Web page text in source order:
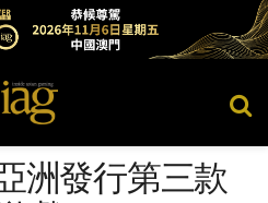
洲發行第三款